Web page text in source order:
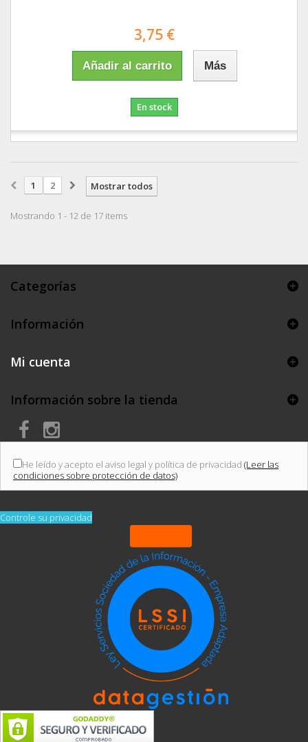
3,75 €
Añadir al carrito Más
En stock
Mostrar todos
1 2
Mostrando 1 - 12 de 17 items
Categorías
Información
Mi cuenta
Información sobre la tienda
He leído y acepto el aviso legal y política de privacidad (Leer las
condiciones sobre protección de datos)
Controle su privacidad